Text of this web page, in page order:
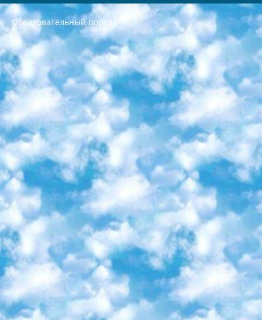
Образовательный портал
РЕСПУБЛИКА УЗБЕКИСТАН МИНИСТРЕРСТВО ДОШКОЛЬНОГО И ШКОЛЬНОГО ОБРАЗОВАНИЯ КОМАНДА в общеобразовательных учреждениях в 2023-2024 учебном году организация и проведение итоговой государственной аттестации обучающихся о Министра дошкольного и школьного образования Республики Узбекистан от 4 марта 2008 года (постановлением Минюста от 20 марта 2008 года № 1778 государственной регистрации) «Итоговое состояние учащихся общего среднего образования на основании положения об утверждении положения об аттестации общего среднего образования выпускной экзамен студентов в образовательных учреждениях в 2023-2024 учебном году В целях организации и прохождения аттестации приказываю: 1. Следующее: перечень предметов, по которым будет проводиться итоговая государственная аттестация и экзамен формы перевода согласно приложению 1; сертификаты международного образца, оценивающие уровень владения иностранными языками перечень согласно приложению 2; 2. Педагогический при специализированных образовательных учреждениях. научно-практический центр квалификации и международной оценки (Д.Давидова) 2024 г. До 25 марта: задания по предметам, по которым будет проводиться итоговая аттестация разработка и утверждение технических условий; итоговая аттестация на основании разработанного предметного задания разработка вопросов по предметам (устно и письменно), экзамен передача; общеобразовательные средние школы и специальные учебные заведения учащиеся выпускных классов школ и интернатов в агентской системе подготовка базы данных экзаменационных материалов и критериев оценки; перевод базы экзаменационных материалов на все языки обучения подать в Республиканский образовательный центр для изготовления; варианты экзаменов на основе разработанных контрольных материалов пусть будут поставлены задачи формирования. 3. Республиканский образовательный центр (Ш.Худайкулов) до 5 апреля 2024 года. до: база данных предоставленных экзаменационных материалов на все языки обучения перевод и экспертиза; для слепых, слабовидящих, глухих, слабослышащих и умственно отсталых детей учащиеся выпускных классов специализированных школ и школ-интернатов база данных экзаменационных материалов на всех преподаваемых языках подготовка критериев оценки; специализированные школы для умственно отсталых детей и технологии для учащихся выпускных классов школ-интернатов разработка соответствующих рекомендаций и критериев проведения ЕГЭ по естествознанию давать задания. 4. Педагогический при специализированных образовательных учреждениях. Научно-практический центр навыков и международной оценки (Д.Давидова), Республика образовательный центр (Худайкулов Ш.) итоговый государственный аттестационный экзамен ориентирован на творческое и логическое мышление при подготовке базы материалов учитывать введение заданий. 5. Следует отметить, что: сертификат государственного образца о знании общеобразовательного предмета и как минимум национальный уровень B1 по предметам на иностранных языках, указанным в Приложении 2. или международно признанный сертификат эквивалентного уровня студенты, изучающие определенный предмет, освобождаются от экзамена; по соответствующим предметам запланирована итоговая государственная аттестация за день до дня, путем жеребьевки Рабочей группой (в письменной форме по предметам, проводимым в форме) из числа сформированных вариантов выбрано 2 варианта; 2 выбранных варианта экзамена анонсированы на официальном сайте министерства и все выпускники по всей стране на основе этих вариантов проводит итоговую государственную аттестацию. 6. Государственное образование учащихся средних общеобразовательных учреждений. знания в соответствии с квалификационными требованиями, которые необходимо приобрести на основании стандартов итоговый (выпускной) контроль для 9 и 11 классов в целях тестирования Экзамены (далее – экзамены) состоят из предметов, перечисленных в приложении 1. будет сделано. 7. Экзамены пройдут с 26 мая по 15 июня 2024 г. (кроме науки физического воспитания). 8. Физическая для учащихся 9 классов общесредних образовательных учреждений. Экзамены по предмету «Образование, квалификация медицина» 1-6 мая 2024 года. сотрудники перевести под присмотр (с отклонениями в физическом или умственном развитии) специализированная школа для детей, школы-интернаты и со сколиозом школы-интернаты санаторного типа для больных детей исключены). 9. Он был слепым, слабовидящим и имел нарушения опорно-двигательного аппарата. экзамены в специализированных школах и интернатах для детей должны проводиться исходя из требований, предъявляемых к общеобразовательным учреждениям (физкультура кроме науки). 10. Специализированная школа для глухих и слабослышащих детей. и экзамены в интернатах и быть реализован в виде письменного теста по математике. 11. Специальность для умственно отсталых детей. Для 9 класса Родной язык и литературное письмо Государственный язык (язык обучения – узбекский). для неклассов) написано Математическое письмо Письменная/устная история Узбекистана Физическое воспитание практично Итоговый контроль Для 11 класса Написание родного языка и литературы (эссе) Математическое письмо Узбекский язык (обучение на узбекском языке) не посещающее общее среднее образование для учреждений)/Образовательное учреждение выбор письменный и устный Иностранный язык письменный/устный Письменная/устная история Узбекистана *По выбору студента:  Химия  Физика  Основы государственного права  География 10 бесплатных образовательных ресурсов - Мы составили подборку онлайн-проектов с интерактивными упражнениями, видеолекциями и статьями. Они помогут вам обрести новые и освежить старые знания бесплатно. 1. «ИНТУИТ» Старейшая образовательная площадка Рунета. Здесь вы найдёте сотни текстовых и видеокурсов на десятки различных тем — от программирования до психологии. Многие курсы подготовлены российскими университетами и крупными международными компаниями вроде Intel и Microsoft. Самостоятельное обучение бесплатное, но желающие могут оплатить услуги персональных наставников. 2. «Смартия» знакомит с актуальными профессиями и подсказывает, как им обучаться. Выбрав заинтересовавшую вас специальность — SMM-специалист, фотограф, веб-дизайнер или другую, — увидите список необходимых для неё умений. Чтобы вы могли освоить их самостоятельно, для каждого умения площадка отображает подборку ссылок на учебные материалы. Хотя «Смартия» ориентируется на русскоязычную аудиторию, часть контента всё же доступна только на английском. 3. «Лекторий Физтеха» Проект Московского физико-технического института (Физтеха). С его помощью вы можете смотреть онлайн серии лекций, записанные на видео в этом вузе. В числе доступных предметов — физика, биология, химия, информационные технологии и другие. К некоторым лекциям администрация ресурса прилагает готовые конспекты, которые можно скачивать в PDF-формате. 4. ITMOcourses Онлайн-площадка Санкт-Петербургского национального исследовательского университета информационных технологий, механики и оптики (ИТМО). Ресурс предоставляет свободный доступ к курсам, разработанным в этом вузе. Каталог материалов разбит на четыре категории: «Оптические системы и технологии», «Приборостроение и робототехника», «Информационные технологии» и «Биотехнологии». Курсы состоят из видеолекций, интерактивных демонстраций и заданий. 5. «КиберЛенинка» Электронная научная библиотека открытого доступа. Каталог площадки регулярно обрастает текстами статей из различных научных изданий. Сгруппированные по журналам и рубрикам публикации можно читать онлайн или скачивать целиком в PDF-формате. Проект нацелен на популяризацию науки за счёт открытого доступа к качественной информации. 6. «ПостНаука» На этом ресурсе публикуют подборки видеолекций, составленные экспертами из разных отраслей и объединённые общими темами. Среди них, к примеру, есть серии «Биоинформатика и геномика», «Культура средневековой Скандинавии» и Cinema Studies о теории кино. Каждая подборка лекций — логически связанная история, рассказанная экспертом от первого лица. Кроме того, на сайте появляются научно-образовательные статьи и тесты на разные темы. 7. «Newочём» Команда проекта «Newочём» отбирает самые интересные тексты из англоязычных СМИ и переводит те из них, за которые голосуют участники сообщества «ВКонтакте». По большей части это научно-популярные статьи. Редакторы придумывают лишь заголовки, в остальном содержание переводов соответствует оригиналам. Полные тексты можно читать прямо в социальной сети. 8. InternetUrok Онлайн-база материалов по основным дисциплинам школьной программы. Информация на сайте структурирована по классам, предметам и темам (урокам). Каждый урок состоит из видеолекций и конспектов. Есть также интерактивные тренажёры и тесты для закрепления пройденного материала. Даже если вы давно окончили школу, возможность повторить программу старших классов всегда может пригодиться. 9. Edutainme Ещё один ресурс об образовании. В отличие от Newtonew, как мне кажется, Edutainme больше ориентируется на представителей индустрии: педагогов, предпринимателей, разработчиков образовательных проектов. Но и любой, кто просто стремится к саморазвитию, найдёт на сайте много полезного и интересного для себя. Например, информацию о новых курсах и образовательных сервисах. 10. Newtonew Онлайн-медиа об образовании и обучении в широком смысле. Авторы Newtonew пишут об инструментах, заведениях, тактиках и стратегиях, которые помогают учить других и получать новые знания самостоятельно. На этой площадке вы найдёте новости, обзоры, аналитические мат